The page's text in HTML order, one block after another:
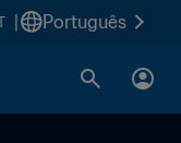
Português